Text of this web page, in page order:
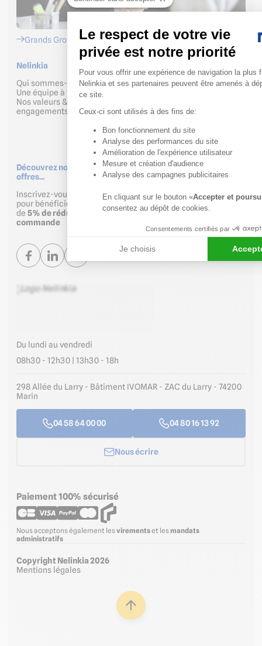
Grands Groupes
Du lundi au vendredi
08h30 - 12h30 | 13h30 - 18h
298 Allée du Larry - Bâtiment IVOMAR - ZAC du Larry - 74200
Marin
04 58 64 00 00 04 80 16 13 92
Nous écrire
Nelinkia
Qui sommes-nous
Une équipe à votre écoute
Nos valeurs & nos
engagements
FAQ
votre chantier
Protection des données
Cliquez-ici pour modifier vos
préférences en matière de
cookies
Découvrez nos actus, salons, nouveautés, nos meilleures
offres...
Inscrivez-vous à nos communications
pour bénéficier
de 5% de réduction sur votre première
commande
S'inscrire
Paiement 100% sécurisé
Nous acceptons également lesvirementset les mandats
administratifs
Copyright Nelinkia 2026
Mentions légales
Le respect de votre vie
privée est notre priorité
Plateforme de Gestion du
Pour vous offrir une expérience de navigation la plus
Nelinkia et ses partenaires peuvent être amenés à
ce site.
Ceux-ci sont utilisés à des fins de:
Bon fonctionnement du site
Analyse des performances du site
Amélioration de l'expérience utilisateur
Mesure et création d'audience
Analyse des campagnes publicitaires
En cliquant sur le bouton «Accepter et
consentez au dépôt de cookies.
Consentements certifiés par
Je choisis
Axeptio consent